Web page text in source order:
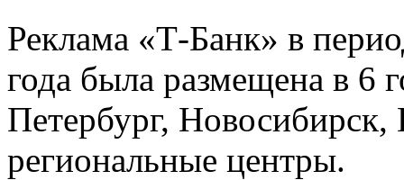
Реклама «Т-Банк» в
года была размещена в 6
Петербург,
региональные центры.